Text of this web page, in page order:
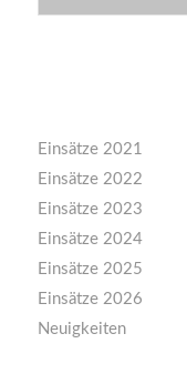
Einsätze 2021
Einsätze 2022
Einsätze 2023
Einsätze 2024
Einsätze 2025
Einsätze 2026
Neuigkeiten